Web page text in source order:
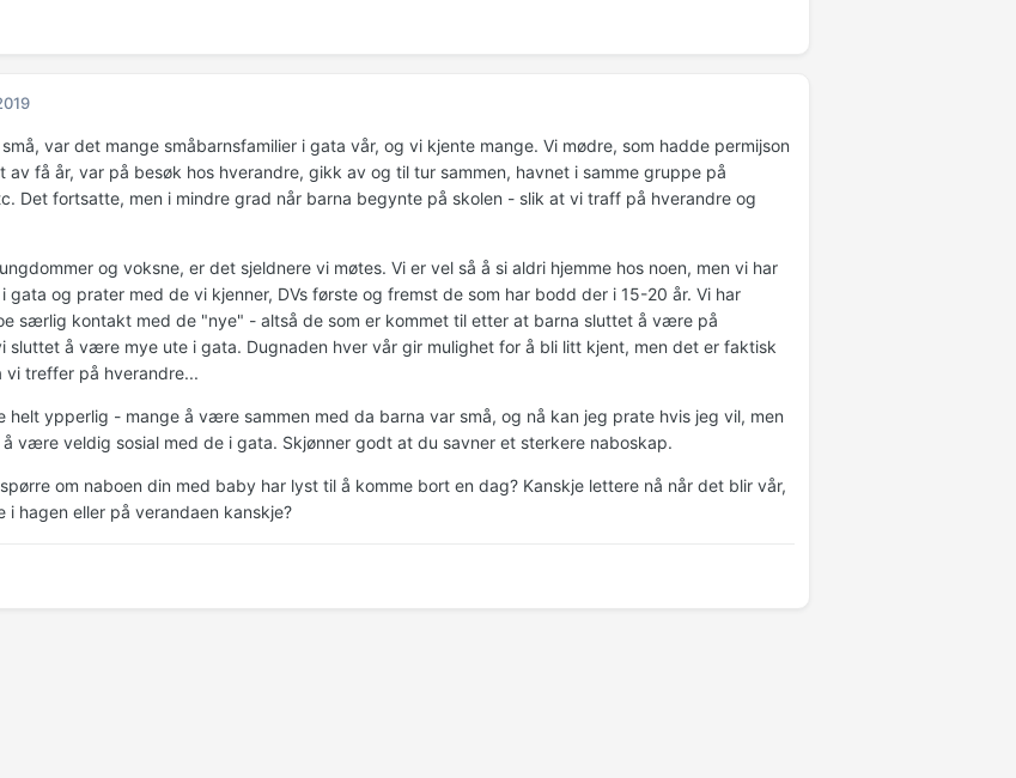
var det mange småbarnsfamilier i gata vår, og vi kjente mange. Vi mødre, som hadde permijson
av få år, var på besøk hos hverandre, gikk av og til tur sammen, havnet i samme gruppe på
Det fortsatte, men i mindre grad når barna begynte på skolen - slik at vi traff på hverandre og
og voksne, er det sjeldnere vi møtes. Vi er vel så å si aldri hjemme hos noen, men vi har
gata og prater med de vi kjenner, DVs første og fremst de som har bodd der i 15-20 år. Vi har
særlig kontakt med de "nye" - altså de som er kommet til etter at barna sluttet å være på
sluttet å være mye ute i gata. Dugnaden hver vår gir mulighet for å bli litt kjent, men det er faktisk
vi treffer på hverandre...
helt ypperlig - mange å være sammen med da barna var små, og nå kan jeg prate hvis jeg vil, men
være veldig sosial med de i gata. Skjønner godt at du savner et sterkere naboskap.
om naboen din med baby har lyst til å komme bort en dag? Kanskje lettere nå når det blir vår,
i hagen eller på verandaen kanskje?